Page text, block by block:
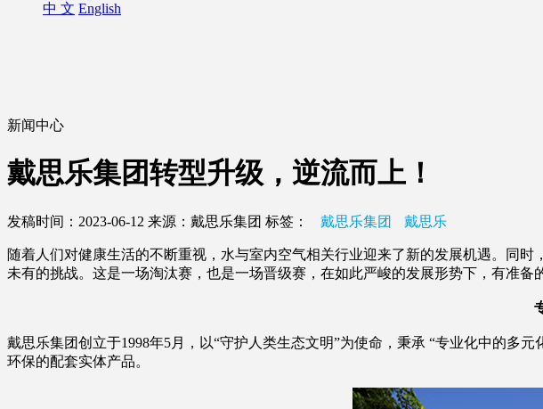
中 文 English
新闻中心
戴思乐集团转型升级，逆流而上！
发稿时间：2023-06-12 来源：戴思乐集团 标签： 戴思乐集团 戴思乐
随着人们对健康生活的不断重视，水与室内空气相关行业迎来了新的发展机遇。同
未有的挑战。这是一场淘汰赛，也是一场晋级赛，在如此严峻的发展形势下，有准
戴思乐集团创立于1998年5月，以“守护人类生态文明”为使命，秉承 “专业化中的多
环保的配套实体产品。